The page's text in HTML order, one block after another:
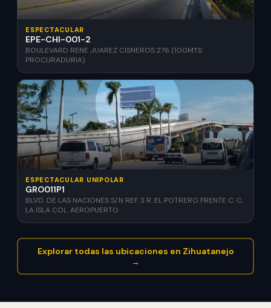
ESPECTACULAR
EPE-CHI-001-2
BOULEVARD RENE JUAREZ CISNEROS 276 (100MTS
PROCURADURIA)
ESPECTACULAR UNIPOLAR
GRO011P1
BLVD. DE LAS NACIONES S/N REF. 3 R. EL POTRERO FRENTE C. C.
LA ISLA COL. AEROPUERTO
Explorar todas las ubicaciones en Zihuatanejo
→